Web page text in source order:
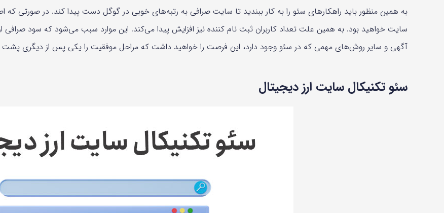
به همین منظور باید راهکارهای سئو را به کار ببندید تا سایت صرافی به رتبه‌های خوبی در گوگل دست پیدا کند. در صورتی
سایت خواهید بود. به همین علت تعداد کاربران ثبت نام کننده نیز افزایش پیدا می‌کند. این موارد سبب می‌شود که سود صرافی
آگهی و سایر روش‌های مهمی که در سئو وجود دارد، این فرصت را خواهید داشت که مراحل موفقیت را یکی پس از دیگری پشت
سئو تکنیکال سایت ارز دیجیتال